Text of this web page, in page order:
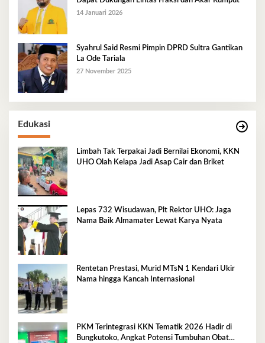
14 Januari 2026
Syahrul Said Resmi Pimpin DPRD Sultra Gantikan
La Ode Tariala
27 November 2025
Edukasi
Limbah Tak Terpakai Jadi Bernilai Ekonomi, KKN
UHO Olah Kelapa Jadi Asap Cair dan Briket
Lepas 732 Wisudawan, Plt Rektor UHO: Jaga
Nama Baik Almamater Lewat Karya Nyata
Rentetan Prestasi, Murid MTsN 1 Kendari Ukir
Nama hingga Kancah Internasional
PKM Terintegrasi KKN Tematik 2026 Hadir di
Bungkutoko, Angkat Potensi Tumbuhan Obat